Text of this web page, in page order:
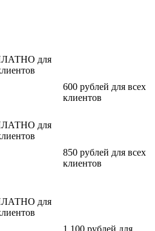
для
для
для
600 рублей для всех
клиентов
850 рублей для всех
клиентов